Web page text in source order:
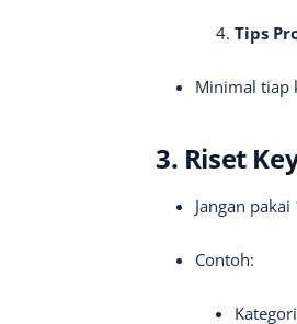
Tips
Minimal tiap
3. Riset
Jangan
Contoh:
Kategori